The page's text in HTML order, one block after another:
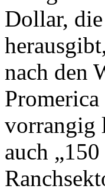
Dollar,
nach den
vorrangig
auch